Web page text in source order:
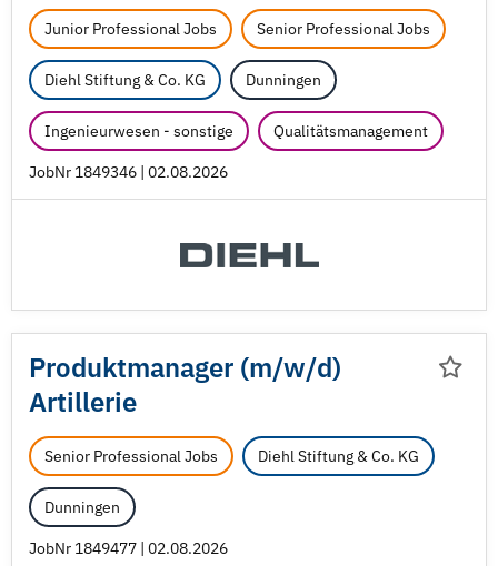
Junior Professional Jobs Senior Professional Jobs
Diehl Stiftung & Co. KG Dunningen
Ingenieurwesen - sonstige Qualitätsmanagement
JobNr 1849346 | 02.08.2026
Produktmanager (m/w/d)
Artillerie
Senior Professional Jobs Diehl Stiftung & Co. KG
Dunningen
JobNr 1849477 | 02.08.2026